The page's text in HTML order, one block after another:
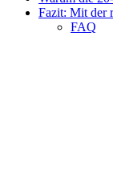
Fazit: Mit der
FAQ